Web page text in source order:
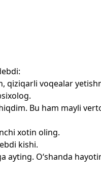
qiziqarli voqealar
Bu ham mayli
xotin oling.
kishi.
O‘shanda